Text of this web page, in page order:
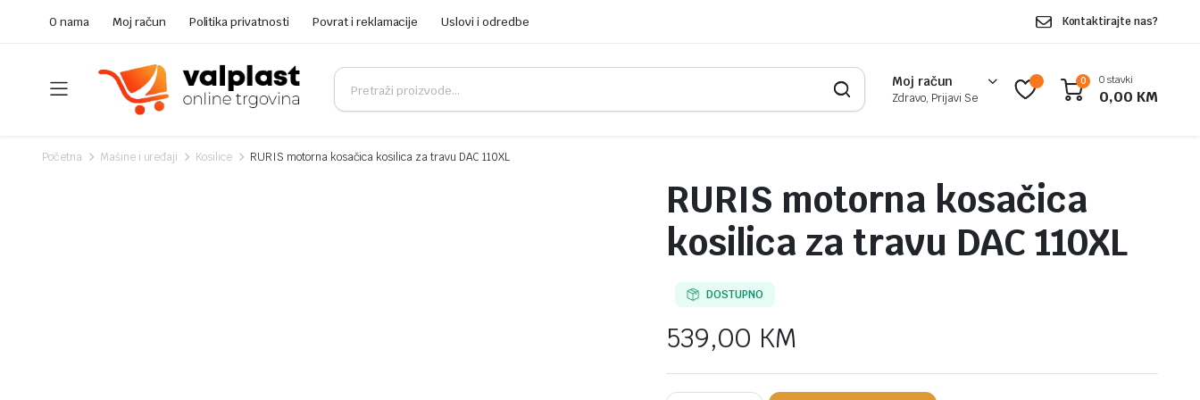
O nama Moj račun Politika privatnosti Povrat i reklamacije Uslovi i odredbe Kontaktirajte nas?
Moj račun
Zdravo, Prijavi Se
0 0 stavki
0,00 KM
Početna Mašine i uređaji Kosilice RURIS motorna kosačica kosilica za travu DAC 110XL
RURIS motorna kosačica
kosilica za travu DAC 110XL
DOSTUPNO
539,00 KM